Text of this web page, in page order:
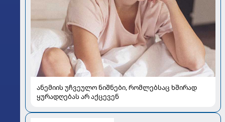
ანემიის უჩვეულო ნიშნები, რომლებსაც ხშირად
ყურადღებას არ აქცევენ